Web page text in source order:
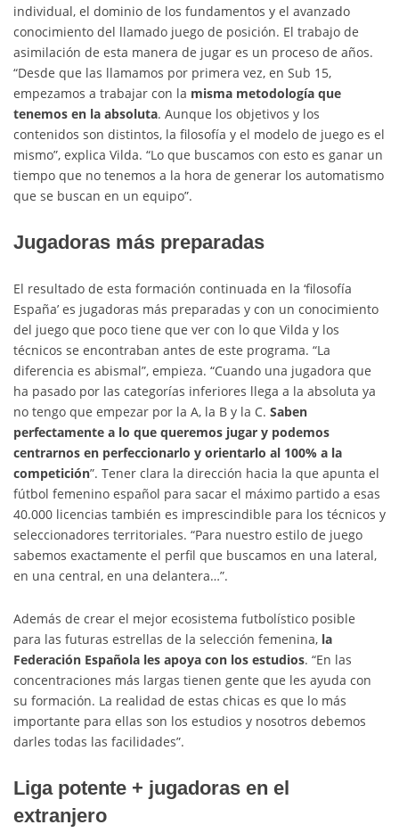
individual, el dominio de los fundamentos y el avanzado
conocimiento del llamado juego de posición. El trabajo de
asimilación de esta manera de jugar es un proceso de años.
“Desde que las llamamos por primera vez, en Sub 15,
empezamos a trabajar con la misma metodología que
tenemos en la absoluta. Aunque los objetivos y los
contenidos son distintos, la filosofía y el modelo de juego es el
mismo”, explica Vilda. “Lo que buscamos con esto es ganar un
tiempo que no tenemos a la hora de generar los automatismo
que se buscan en un equipo”.
Jugadoras más preparadas
El resultado de esta formación continuada en la ‘filosofía
España’ es jugadoras más preparadas y con un conocimiento
del juego que poco tiene que ver con lo que Vilda y los
técnicos se encontraban antes de este programa. “La
diferencia es abismal”, empieza. “Cuando una jugadora que
ha pasado por las categorías inferiores llega a la absoluta ya
no tengo que empezar por la A, la B y la C. Saben
perfectamente a lo que queremos jugar y podemos
centrarnos en perfeccionarlo y orientarlo al 100% a la
competición”. Tener clara la dirección hacia la que apunta el
fútbol femenino español para sacar el máximo partido a esas
40.000 licencias también es imprescindible para los técnicos y
seleccionadores territoriales. “Para nuestro estilo de juego
sabemos exactamente el perfil que buscamos en una lateral,
en una central, en una delantera…”.
Además de crear el mejor ecosistema futbolístico posible
para las futuras estrellas de la selección femenina, la
Federación Española les apoya con los estudios. “En las
concentraciones más largas tienen gente que les ayuda con
su formación. La realidad de estas chicas es que lo más
importante para ellas son los estudios y nosotros debemos
darles todas las facilidades”.
Liga potente + jugadoras en el
extranjero